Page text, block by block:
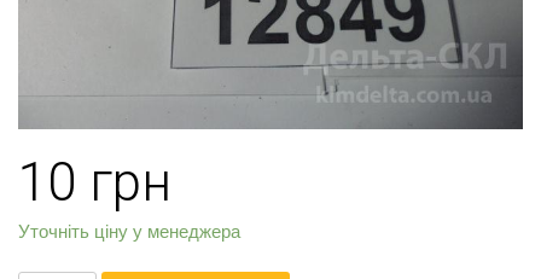
10 грн
Уточніть ціну у менеджера